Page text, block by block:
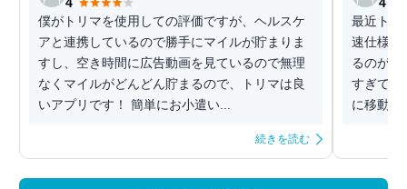
僕がトリマを使用しての評価ですが、ヘルスケ
アと連携しているので勝手にマイルが貯まりま
すし、空き時間に広告動画を見ているので無理
なくマイルがどんどん貯まるので、トリマは良
いアプリです！ 簡単にお小遣い...
続きを読む
最近トリ
速仕様が
るのが
すぎて広告
に移動の